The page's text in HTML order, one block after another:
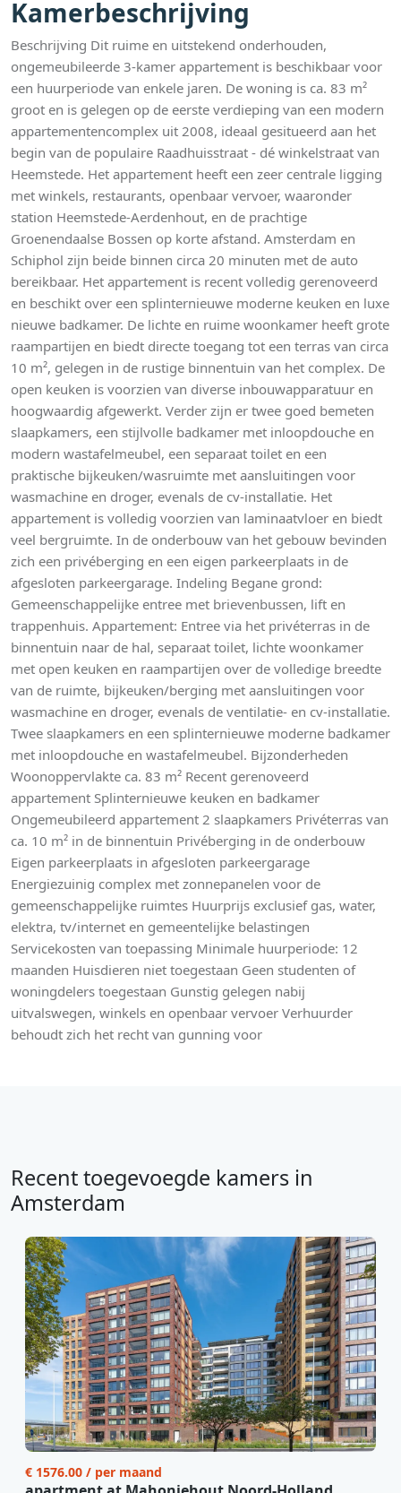
Kamerbeschrijving
Beschrijving Dit ruime en uitstekend onderhouden,
ongemeubileerde 3-kamer appartement is beschikbaar voor
een huurperiode van enkele jaren. De woning is ca. 83 m²
groot en is gelegen op de eerste verdieping van een modern
appartementencomplex uit 2008, ideaal gesitueerd aan het
begin van de populaire Raadhuisstraat - dé winkelstraat van
Heemstede. Het appartement heeft een zeer centrale ligging
met winkels, restaurants, openbaar vervoer, waaronder
station Heemstede-Aerdenhout, en de prachtige
Groenendaalse Bossen op korte afstand. Amsterdam en
Schiphol zijn beide binnen circa 20 minuten met de auto
bereikbaar. Het appartement is recent volledig gerenoveerd
en beschikt over een splinternieuwe moderne keuken en luxe
nieuwe badkamer. De lichte en ruime woonkamer heeft grote
raampartijen en biedt directe toegang tot een terras van circa
10 m², gelegen in de rustige binnentuin van het complex. De
open keuken is voorzien van diverse inbouwapparatuur en
hoogwaardig afgewerkt. Verder zijn er twee goed bemeten
slaapkamers, een stijlvolle badkamer met inloopdouche en
modern wastafelmeubel, een separaat toilet en een
praktische bijkeuken/wasruimte met aansluitingen voor
wasmachine en droger, evenals de cv-installatie. Het
appartement is volledig voorzien van laminaatvloer en biedt
veel bergruimte. In de onderbouw van het gebouw bevinden
zich een privéberging en een eigen parkeerplaats in de
afgesloten parkeergarage. Indeling Begane grond:
Gemeenschappelijke entree met brievenbussen, lift en
trappenhuis. Appartement: Entree via het privéterras in de
binnentuin naar de hal, separaat toilet, lichte woonkamer
met open keuken en raampartijen over de volledige breedte
van de ruimte, bijkeuken/berging met aansluitingen voor
wasmachine en droger, evenals de ventilatie- en cv-installatie.
Twee slaapkamers en een splinternieuwe moderne badkamer
met inloopdouche en wastafelmeubel. Bijzonderheden
Woonoppervlakte ca. 83 m² Recent gerenoveerd
appartement Splinternieuwe keuken en badkamer
Ongemeubileerd appartement 2 slaapkamers Privéterras van
ca. 10 m² in de binnentuin Privéberging in de onderbouw
Eigen parkeerplaats in afgesloten parkeergarage
Energiezuinig complex met zonnepanelen voor de
gemeenschappelijke ruimtes Huurprijs exclusief gas, water,
elektra, tv/internet en gemeentelijke belastingen
Servicekosten van toepassing Minimale huurperiode: 12
maanden Huisdieren niet toegestaan Geen studenten of
woningdelers toegestaan Gunstig gelegen nabij
uitvalswegen, winkels en openbaar vervoer Verhuurder
behoudt zich het recht van gunning voor
Recent toegevoegde kamers in
Amsterdam
€ 1576.00 / per maand